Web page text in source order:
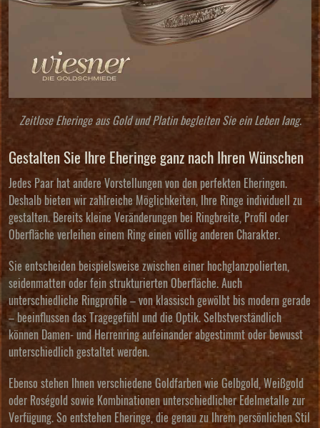
Zeitlose Eheringe aus Gold und Platin begleiten Sie ein Leben lang.
Gestalten Sie Ihre Eheringe ganz nach Ihren Wünschen
Jedes Paar hat andere Vorstellungen von den perfekten Eheringen.
Deshalb bieten wir zahlreiche Möglichkeiten, Ihre Ringe individuell zu
gestalten. Bereits kleine Veränderungen bei Ringbreite, Profil oder
Oberfläche verleihen einem Ring einen völlig anderen Charakter.
Sie entscheiden beispielsweise zwischen einer hochglanzpolierten,
seidenmatten oder fein strukturierten Oberfläche. Auch
unterschiedliche Ringprofile – von klassisch gewölbt bis modern gerade
– beeinflussen das Tragegefühl und die Optik. Selbstverständlich
können Damen- und Herrenring aufeinander abgestimmt oder bewusst
unterschiedlich gestaltet werden.
Ebenso stehen Ihnen verschiedene Goldfarben wie Gelbgold, Weißgold
oder Roségold sowie Kombinationen unterschiedlicher Edelmetalle zur
Verfügung. So entstehen Eheringe, die genau zu Ihrem persönlichen Stil